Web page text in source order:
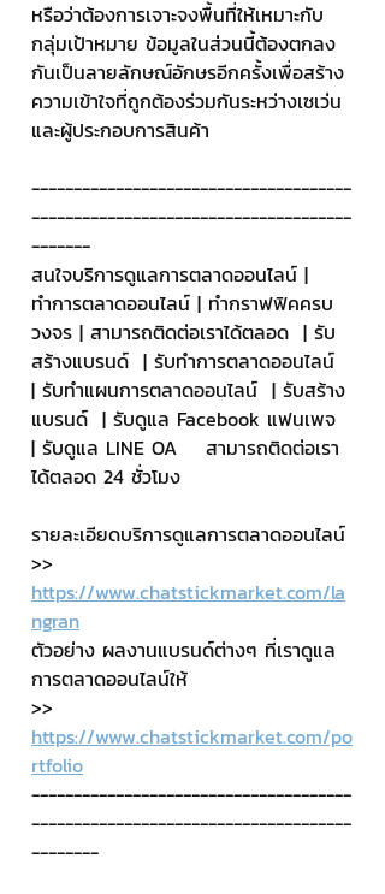
หรือว่าต้องการเจาะจงพื้นที่ให้เหมาะกับ
กลุ่มเป้าหมาย ข้อมูลในส่วนนี้ต้องตกลง
กันเป็นลายลักษณ์อักษรอีกครั้งเพื่อสร้าง
ความเข้าใจที่ถูกต้องร่วมกันระหว่างเซเว่น
และผู้ประกอบการสินค้า
--------------------------------------
--------------------------------------
-------
สนใจบริการดูแลการตลาดออนไลน์ |
ทำการตลาดออนไลน์ | ทำกราฟฟิคครบ
วงจร | สามารถติดต่อเราได้ตลอด  | รับ
สร้างแบรนด์  | รับทำการตลาดออนไลน์
| รับทำแผนการตลาดออนไลน์  | รับสร้าง
แบรนด์  | รับดูแล Facebook แฟนเพจ
| รับดูแล LINE OA    สามารถติดต่อเรา
ได้ตลอด 24 ชั่วโมง
รายละเอียดบริการดูแลการตลาดออนไลน์
>>
https://www.chatstickmarket.com/la
ngran
ตัวอย่าง ผลงานแบรนด์ต่างๆ ที่เราดูแล
การตลาดออนไลน์ให้
>>
https://www.chatstickmarket.com/po
rtfolio
--------------------------------------
--------------------------------------
--------